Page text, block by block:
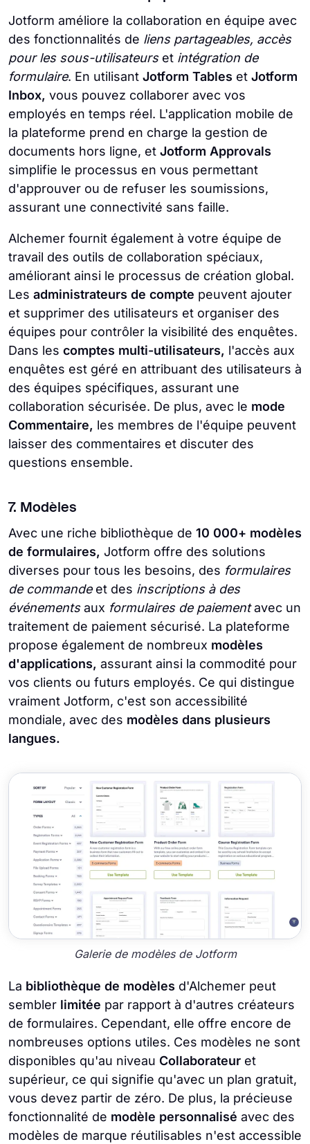
Jotform améliore la collaboration en équipe avec
des fonctionnalités de liens partageables, accès
pour les sous-utilisateurset intégration de
formulaire. En utilisant Jotform Tables et Jotform
Inbox, vous pouvez collaborer avec vos
employés en temps réel. L'application mobile de
la plateforme prend en charge la gestion de
documents hors ligne, et Jotform Approvals
simplifie le processus en vous permettant
d'approuver ou de refuser les soumissions,
assurant une connectivité sans faille.
Alchemer fournit également à votre équipe de
travail des outils de collaboration spéciaux,
améliorant ainsi le processus de création global.
Les administrateurs de compte peuvent ajouter
et supprimer des utilisateurs et organiser des
équipes pour contrôler la visibilité des enquêtes.
Dans les comptes multi-utilisateurs, l'accès aux
enquêtes est géré en attribuant des utilisateurs à
des équipes spécifiques, assurant une
collaboration sécurisée. De plus, avec le mode
Commentaire, les membres de l'équipe peuvent
laisser des commentaires et discuter des
questions ensemble.
7. Modèles
Avec une riche bibliothèque de 10 000+ modèles
de formulaires, Jotform offre des solutions
diverses pour tous les besoins, des formulaires
de commandeet des inscriptions à des
événementsaux formulaires de paiementavec un
traitement de paiement sécurisé. La plateforme
propose également de nombreux modèles
d'applications, assurant ainsi la commodité pour
vos clients ou futurs employés. Ce qui distingue
vraiment Jotform, c'est son accessibilité
mondiale, avec des modèles dans plusieurs
langues.
Galerie de modèles de Jotform
La bibliothèque de modèles d'Alchemer peut
sembler limitée par rapport à d'autres créateurs
de formulaires. Cependant, elle offre encore de
nombreuses options utiles. Ces modèles ne sont
disponibles qu'au niveau Collaborateur et
supérieur, ce qui signifie qu'avec un plan gratuit,
vous devez partir de zéro. De plus, la précieuse
fonctionnalité de modèle personnalisé avec des
modèles de marque réutilisables n'est accessible